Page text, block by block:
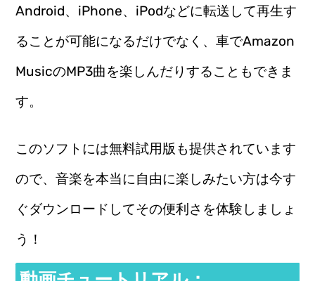
Android、iPhone、iPodなどに転送して再生す
ることが可能になるだけでなく、車でAmazon
MusicのMP3曲を楽しんだりすることもできま
す。
このソフトには無料試用版も提供されています
ので、音楽を本当に自由に楽しみたい方は今す
ぐダウンロードしてその便利さを体験しましょ
う！